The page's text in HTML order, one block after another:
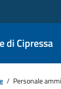
di Cipressa
/ Personale